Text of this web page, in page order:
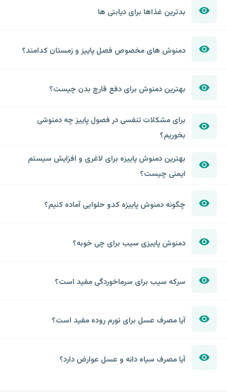
بدترین غذاها برای دیابتی ها
دمنوش های مخصوص فصل پاییز و زمستان کدامند؟
بهترین دمنوش برای دفع قارچ بدن چیست؟
برای مشکلات تنفسی در فصول پاییز چه دمنوشی
بخوریم؟
بهترین دمنوش پاییزه برای لاغری و افزایش سیستم
ایمنی چیست؟
چگونه دمنوش پاییزه کدو حلوایی آماده کنیم؟
دمنوش پاییزی سیب برای چی خوبه؟
سرکه سیب برای سرماخوردگی مفید است؟
آیا مصرف عسل برای تورم روده مفید است؟
آیا مصرف سیاه دانه و عسل عوارض دارد؟